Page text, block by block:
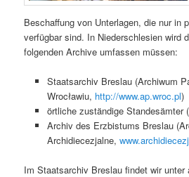
Beschaffung von Unterlagen, die nur in
verfügbar sind. In Niederschlesien wird
folgenden Archive umfassen müssen:
Staatsarchiv Breslau (Archiwum
Wrocławiu, http://www.ap.wroc.pl)
örtliche zuständige Standesämter
Archiv des Erzbistums Breslau
Archidiecezjalne,
Im Staatsarchiv Breslau findet wir unter